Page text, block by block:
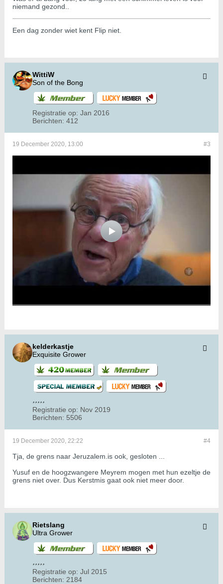
niemand gezond..
Een dag zonder wiet kent Flip niet.
WittiW
Son of the Bong
Registratie op: Jan 2016
Berichten: 412
#3
19 December 2020, 13:00
kelderkastje
Exquisite Grower
Registratie op: Nov 2019
Berichten: 5506
#4
19 December 2020, 22:22
Tja, de grens naar Jeruzalem.is ook, gesloten ...
Yusuf en de hoogzwangere Meyrem mogen met hun ezeltje de
grens niet over. Dus Kerstmis gaat ook niet meer door.
Rietslang
Ultra Grower
Registratie op: Jul 2015
Berichten: 2184